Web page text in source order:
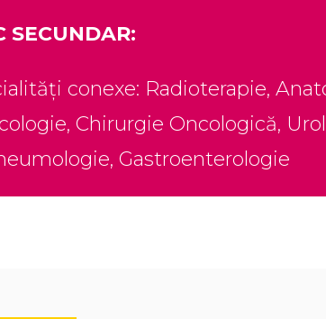
SECUNDAR:
conexe: Radioterapie,
Chirurgie Oncologică,
Gastroenterologie